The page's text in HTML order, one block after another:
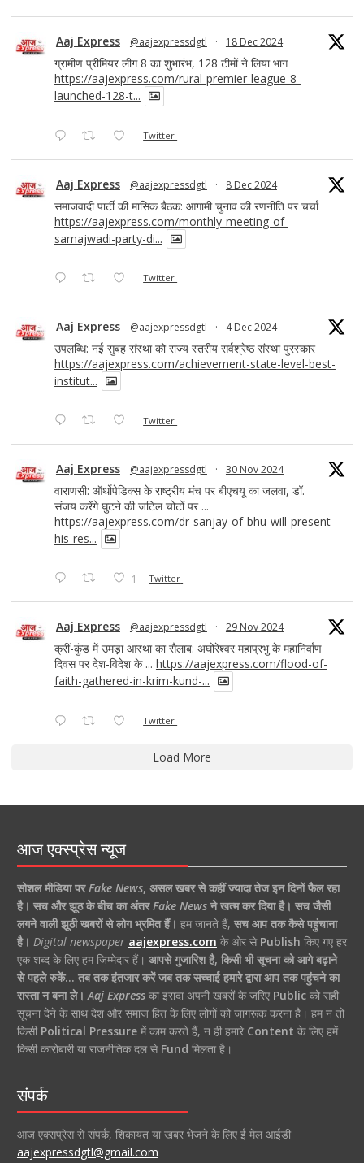
Aaj Express @aajexpressdgtl · 18 Dec 2024
ग्रामीण प्रीमियर लीग 8 का शुभारंभ, 128 टीमों ने लिया भाग
https://aajexpress.com/rural-premier-league-8-
launched-128-t...
Twitter
Aaj Express @aajexpressdgtl · 8 Dec 2024
समाजवादी पार्टी की मासिक बैठक: आगामी चुनाव की रणनीति पर चर्चा
https://aajexpress.com/monthly-meeting-of-
samajwadi-party-di...
Twitter
Aaj Express @aajexpressdgtl · 4 Dec 2024
उपलब्धि: नई सुबह संस्था को राज्य स्तरीय सर्वश्रेष्ठ संस्था पुरस्कार
https://aajexpress.com/achievement-state-level-best-
institut...
Twitter
Aaj Express @aajexpressdgtl · 30 Nov 2024
वाराणसी: ऑर्थोपेडिक्स के राष्ट्रीय मंच पर बीएचयू का जलवा, डॉ.
संजय करेंगे घुटने की जटिल चोटों पर ...
https://aajexpress.com/dr-sanjay-of-bhu-will-present-
his-res...
1 Twitter
Aaj Express @aajexpressdgtl · 29 Nov 2024
क्रीं-कुंड में उमड़ा आस्था का सैलाब: अघोरेश्वर महाप्रभु के महानिर्वाण
दिवस पर देश-विदेश के ... https://aajexpress.com/flood-of-
faith-gathered-in-krim-kund-...
Twitter
Load More
आज एक्स्प्रेस न्यूज
सोशल मीडिया पर Fake News, असल खबर से कहीं ज्यादा तेज इन दिनों फैल रहा
है। सच और झूठ के बीच का अंतर Fake Newsने खत्म कर दिया है। सच जैसी
लगने वाली झूठी खबरों से लोग भ्रमित हैं। हम जानते हैं, सच आप तक कैसे पहुंचाना
है। Digital newspaper aajexpress.com के ओर से Publish किए गए हर
एक शब्द के लिए हम जिम्मेदार हैं। आपसे गुजारिश है, किसी भी सूचना को आगे बढ़ाने
से पहले रुकें… तब तक इंतजार करें जब तक सच्चाई हमारे द्वारा आप तक पहुंचने का
रास्ता न बना ले। Aaj Expressका इरादा अपनी खबरों के जरिए Publicको सही
सूचना देने के साथ देश और समाज हित के लिए लोगों को जागरूक करना है। हम न तो
किसी Political Pressureमें काम करते हैं, न ही हमारे Content के लिए हमें
किसी कारोबारी या राजनीतिक दल से Fund मिलता है।
संपर्क
आज एक्सप्रेस से संपर्क, शिकायत या खबर भेजने के लिए ई मेल आईडी
aajexpressdgtl@gmail.com